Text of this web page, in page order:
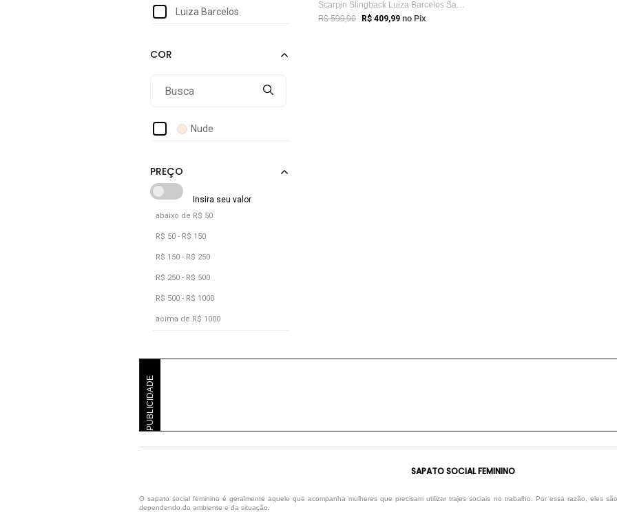
Luiza Barcelos
Nude
abaixo de R$ 50
R$ 50 - R$ 150
R$ 150 - R$ 250
R$ 250 - R$ 500
R$ 500 - R$ 1000
acima de R$ 1000
Scarpin Slingback Luiza Barcelos Salto A...
R$ 599,90 R$ 409,99 no Pix
PUBLICIDADE
SAPATO SOCIAL FEMININO
O sapato social feminino é geralmente aquele que acompanha mulheres que precisam utilizar trajes sociais no trabalho. Por essa razão, eles
dependendo do ambiente e da situação.